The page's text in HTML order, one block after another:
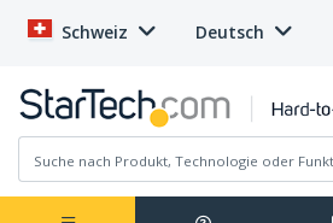
Schweiz Deutsch